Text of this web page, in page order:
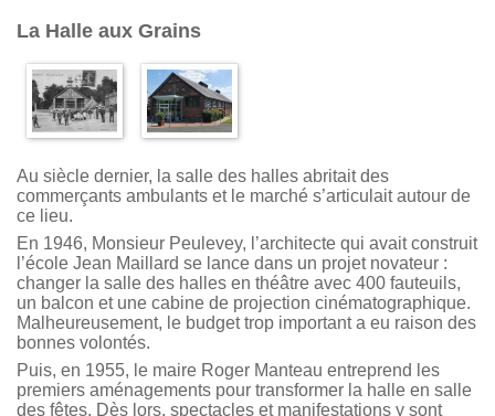
La Halle aux Grains
Au siècle dernier, la salle des halles abritait des
commerçants ambulants et le marché s’articulait autour de
ce lieu.
En 1946, Monsieur Peulevey, l’architecte qui avait construit
l’école Jean Maillard se lance dans un projet novateur :
changer la salle des halles en théâtre avec 400 fauteuils,
un balcon et une cabine de projection cinématographique.
Malheureusement, le budget trop important a eu raison des
bonnes volontés.
Puis, en 1955, le maire Roger Manteau entreprend les
premiers aménagements pour transformer la halle en salle
des fêtes. Dès lors, spectacles et manifestations y sont